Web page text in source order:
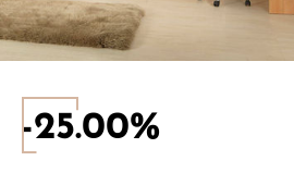
-25.00%